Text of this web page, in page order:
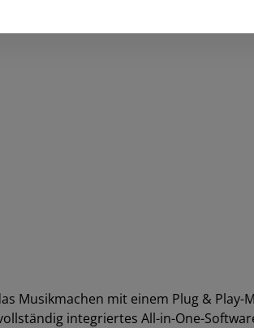
Musikmachen mit einem Plug &
integriertes All-in-One-